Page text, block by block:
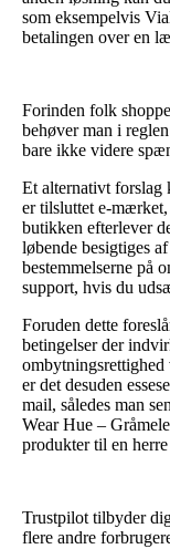
som eksempelvis
betalingen over en
Forinden folk
behøver man i
bare ikke videre
Et alternativt forslag
er tilsluttet e-
butikken efterlever
løbende besigtiges
bestemmelserne på
support, hvis du
Foruden dette
betingelser der
ombytningsrettighed
er det desuden
mail, således man
Wear Hue –
produkter til en
Trustpilot tilbyder
flere andre